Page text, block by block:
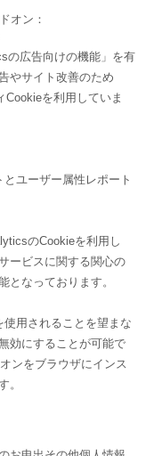
オン：
の広告向けの機能」を有
やサイト改善のため
Cookieを利用していま
ユーザー属性レポート
のCookieを利用し
ービスに関する関心の
となっております。
使用されることを望まな
効にすることが可能で
ンをブラウザにインス
。